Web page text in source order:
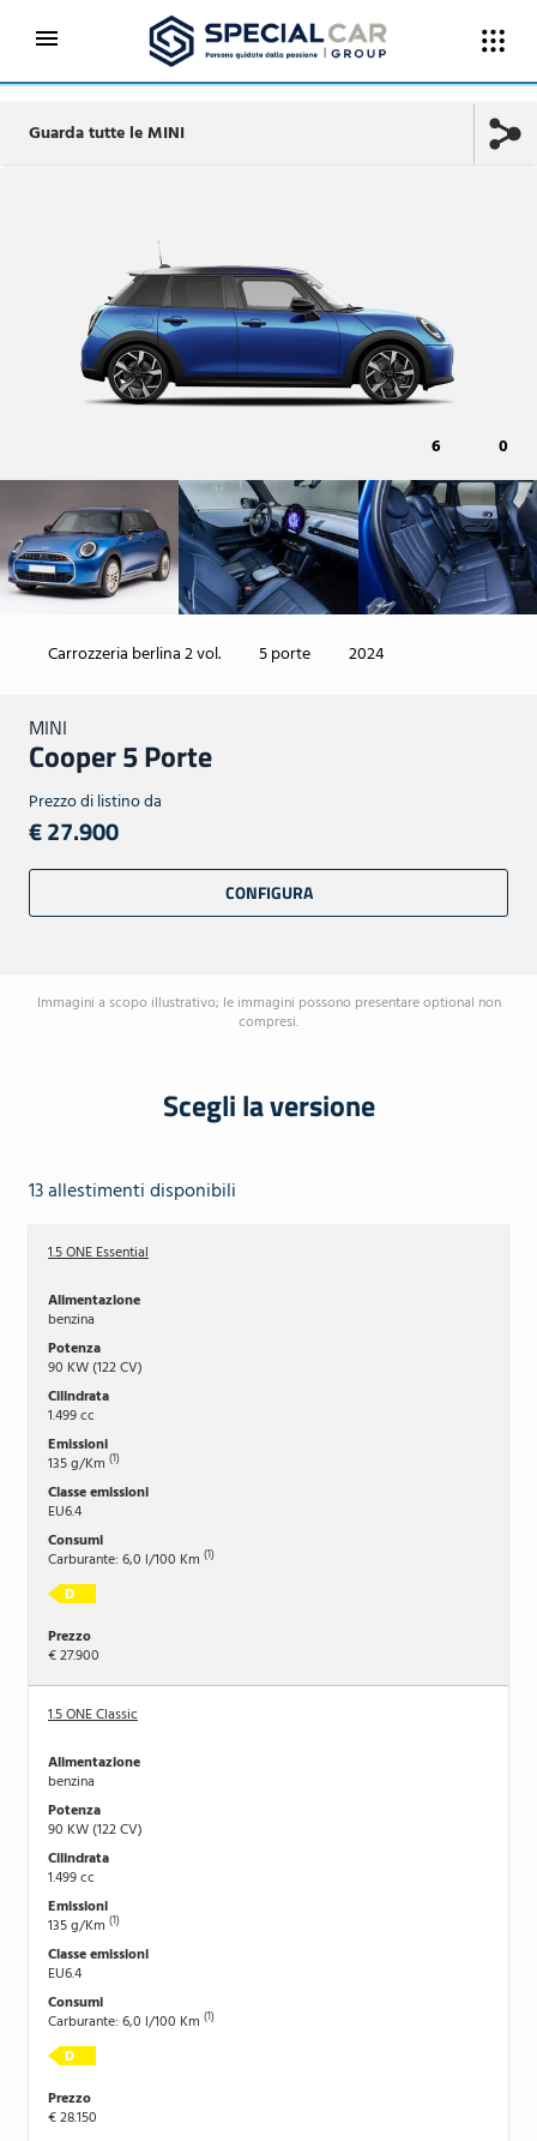
Guarda tutte le MINI
6 0
Carrozzeria berlina 2 vol. 5 porte 2024
MINI
Cooper 5 Porte
Prezzo di listino da
€ 27.900
CONFIGURA
Immagini a scopo illustrativo; le immagini possono presentare optional non
compresi.
Scegli la versione
13 allestimenti disponibili
1.5 ONE Essential
benzina
90 KW (122 CV)
1.499 cc
135 g/Km (1)
EU6.4
Carburante: 6,0 l/100 Km (1)
€ 27.900
1.5 ONE Classic
benzina
90 KW (122 CV)
1.499 cc
135 g/Km (1)
EU6.4
Carburante: 6,0 l/100 Km (1)
€ 28.150